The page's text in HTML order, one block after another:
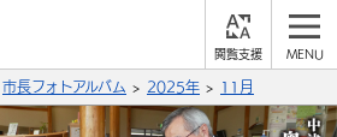
支
文字の大きさ
標準 縮小
市長フォトアルバム 2025年 11月